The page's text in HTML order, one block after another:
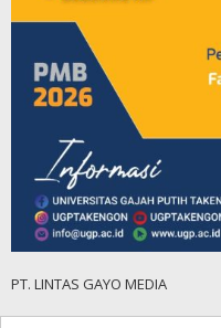
PT. LINTAS GAYO MEDIA